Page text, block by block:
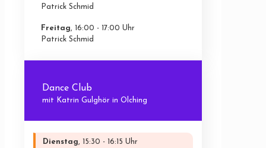
Patrick Schmid
Freitag , 16:00 - 17:00 Uhr
Patrick Schmid
Dance Club
mit Katrin Gulghör in Olching
Dienstag, 15:30 - 16:15 Uhr